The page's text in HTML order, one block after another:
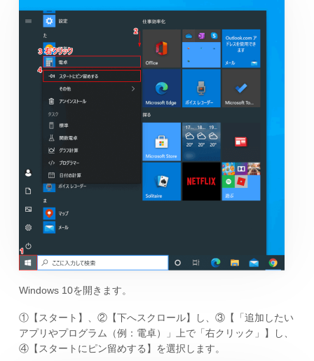
Windows 10を開きます。
①【スタート】、②【下へスクロール】し、③【「追加したい
アプリやプログラム（例：電卓）」上で「右クリック」】し、
④【スタートにピン留めする】を選択します。